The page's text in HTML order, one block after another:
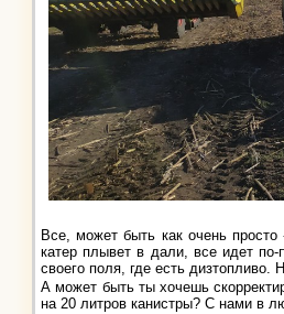
Все, может быть как очень
катер плывет в дали, все идет
своего поля, где есть
А может быть ты хочешь
на 20 литров канистры? С нами в